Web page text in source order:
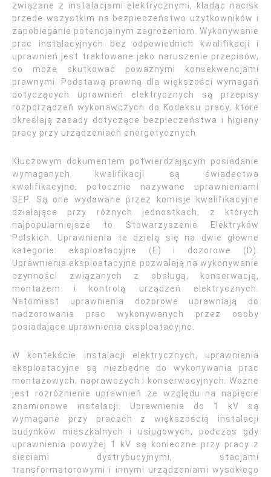
związane z instalacjami elektrycznymi, kładąc nacisk
przede wszystkim na bezpieczeństwo użytkowników i
zapobieganie potencjalnym zagrożeniom. Wykonywanie
prac instalacyjnych bez odpowiednich kwalifikacji i
uprawnień jest traktowane jako naruszenie przepisów,
co może skutkować poważnymi konsekwencjami
prawnymi. Podstawą prawną dla większości wymagań
dotyczących uprawnień elektrycznych są przepisy
rozporządzeń wykonawczych do Kodeksu pracy, które
określają zasady dotyczące bezpieczeństwa i higieny
pracy przy urządzeniach energetycznych.
Kluczowym dokumentem potwierdzającym posiadanie
wymaganych kwalifikacji są świadectwa
kwalifikacyjne, potocznie nazywane uprawnieniami
SEP. Są one wydawane przez komisje kwalifikacyjne
działające przy różnych jednostkach, z których
najpopularniejsze to Stowarzyszenie Elektryków
Polskich. Uprawnienia te dzielą się na dwie główne
kategorie: eksploatacyjne (E) i dozorowe (D).
Uprawnienia eksploatacyjne pozwalają na wykonywanie
czynności związanych z obsługą, konserwacją,
montażem i kontrolą urządzeń elektrycznych.
Natomiast uprawnienia dozorowe uprawniają do
nadzorowania prac wykonywanych przez osoby
posiadające uprawnienia eksploatacyjne.
W kontekście instalacji elektrycznych, uprawnienia
eksploatacyjne są niezbędne do wykonywania prac
montażowych, naprawczych i konserwacyjnych. Ważne
jest rozróżnienie uprawnień ze względu na napięcie
znamionowe instalacji. Uprawnienia do 1 kV są
wymagane przy pracach z większością instalacji
budynków mieszkalnych i usługowych, podczas gdy
uprawnienia powyżej 1 kV są konieczne przy pracy z
sieciami dystrybucyjnymi, stacjami
transformatorowymi i innymi urządzeniami wysokiego